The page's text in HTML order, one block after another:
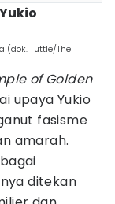
(dok. Tuttle/The
of Golden
upaya Yukio
fasisme
amarah.
ditekan